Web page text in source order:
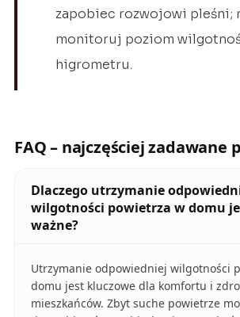
zapobiec rozwojowi pleśni;
monitoruj poziom
higrometru.
FAQ – najczęściej zadawane
Dlaczego utrzymanie
wilgotności powietrza w domu
ważne?
Utrzymanie odpowiedniej wilgotności
domu jest kluczowe dla komfortu i
mieszkańców. Zbyt suche powietrze